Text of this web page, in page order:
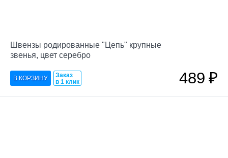
Швензы родированные "Цепь" крупные
звенья, цвет серебро
Заказ
в 1 клик
489₽